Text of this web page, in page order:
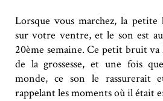
Lorsque vous marchez, la
sur votre ventre, et le son est
20ème semaine. Ce petit bruit
de la grossesse, et une fois
monde, ce son le rassurerait
rappelant les moments où il était